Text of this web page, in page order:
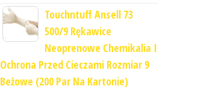
Touchntuff Ansell 73
500/9 Rękawice
Neoprenowe Chemikalia I
Ochrona Przed Cieczami Rozmiar 9
Beżowe (200 Par Na Kartonie)